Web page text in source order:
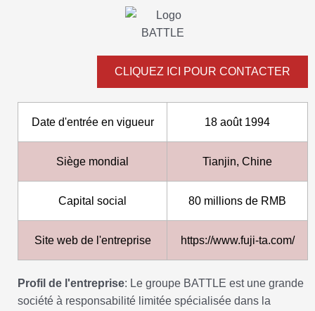
CLIQUEZ ICI POUR CONTACTER
Date d'entrée en vigueur 18 août 1994
Siège mondial Tianjin, Chine
Capital social 80 millions de RMB
Site web de l'entreprise https://www.fuji-ta.com/
Profil de l'entreprise: Le groupe BATTLE est une grande
société à responsabilité limitée spécialisée dans la